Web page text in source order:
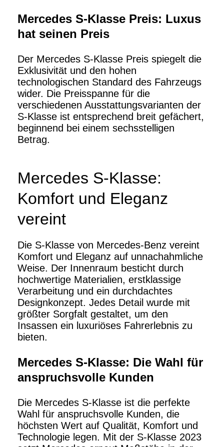
Mercedes S-Klasse Preis: Luxus
hat seinen Preis
Der Mercedes S-Klasse Preis spiegelt die
Exklusivität und den hohen
technologischen Standard des Fahrzeugs
wider. Die Preisspanne für die
verschiedenen Ausstattungsvarianten der
S-Klasse ist entsprechend breit gefächert,
beginnend bei einem sechsstelligen
Betrag.
Mercedes S-Klasse:
Komfort und Eleganz
vereint
Die S-Klasse von Mercedes-Benz vereint
Komfort und Eleganz auf unnachahmliche
Weise. Der Innenraum besticht durch
hochwertige Materialien, erstklassige
Verarbeitung und ein durchdachtes
Designkonzept. Jedes Detail wurde mit
größter Sorgfalt gestaltet, um den
Insassen ein luxuriöses Fahrerlebnis zu
bieten.
Mercedes S-Klasse: Die Wahl für
anspruchsvolle Kunden
Die Mercedes S-Klasse ist die perfekte
Wahl für anspruchsvolle Kunden, die
höchsten Wert auf Qualität, Komfort und
Technologie legen. Mit der S-Klasse 2023